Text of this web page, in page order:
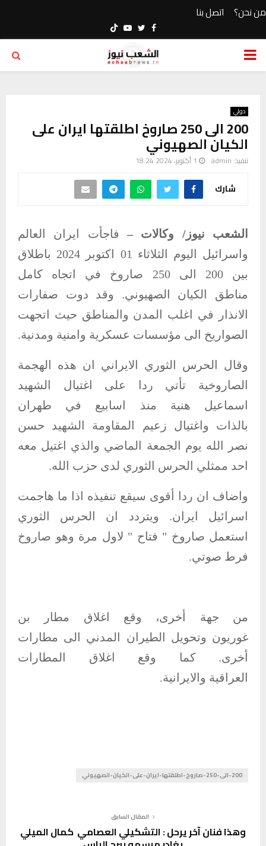
من نحن؟ اتصل بنا
Facebook
Twitter
Youtube
PRIMARY
دولي
200 الى 250 صاروخ اطلقتها ايران على
الكيان الصهيوني
تنفيذ: admin 1 أكتوبر، 2024 18:24
شارك
الشعب نيوز/ وكالات – فاجأت ايران العالم
واسرائيل اليوم الثلاثاء 01 اكتوبر 2024 باطلاق
بين 200 الى 250 صاروخ في اتجاه كامل
مناطق الكيان الصهيوني. وقد دوت صفارات
الانذار في اغلب المدن والمناطق حيث اتجهت
الصواريخ الى مؤسسات عسكرية وامنية ومدنية.
وقال الحرس الثوري الايراني ان هذه الهجمة
الصاروخية تأتي ردا على اغتيال الشهيد
اسماعيل هنية منذ اسابيع في طهران
بالذات واغتيال زعيم المقاومة الشهيد حسن
نصر الله يوم الجمعة الماضي والذي اغتيل معه
احد ممثلي الحرس الثوري لدى حزب الله.
واضاف ان ردا أقوى سيقع تنفيذه اذا ما هاجمت
اسرائيل ايران. ويتردد ان الحرس الثوري
استعمل صاروخ " فتاح " لاول مرة وهو صاروخ
فرط صوتي.
من جهة أخرى، وقع اغلاق مطار بن
غوريون وتحويل الطيران المدني الى مطارات
أخرى. كما وقع اغلاق المطارات
العراقية والايرانية.
200-الى-250-صاروخ-اطلقتها-ايران-على-الكيان-الصهيوني
المقال السابق
وهذا فنان آخر يرحل : التشكيلي العصامي كمال الميلي